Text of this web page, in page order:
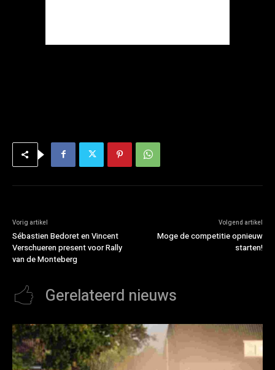
Vorig artikel
Sébastien Bedoret en Vincent
Verschueren present voor Rally
van de Monteberg
Volgend artikel
Moge de competitie opnieuw
starten!
Gerelateerd nieuws